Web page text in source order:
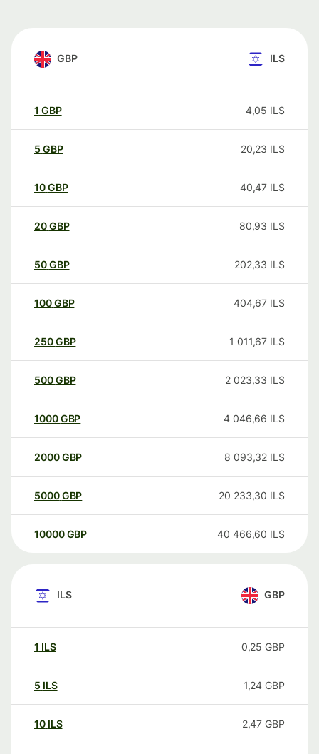
GBP ILS
1 GBP 4,05 ILS
5 GBP 20,23 ILS
10GBP 40,47 ILS
20GBP 80,93 ILS
50GBP 202,33 ILS
100GBP 404,67 ILS
250GBP 1 011,67 ILS
500GBP 2 023,33 ILS
1000GBP 4 046,66 ILS
2000GBP 8 093,32 ILS
5000GBP 20 233,30 ILS
10000 GBP 40 466,60 ILS
ILS GBP
1 ILS 0,25 GBP
5 ILS 1,24 GBP
10 ILS 2,47 GBP